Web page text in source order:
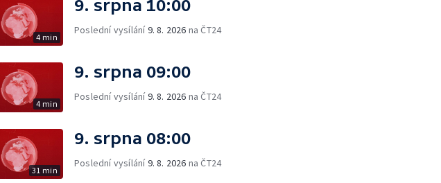
4 min
9. srpna 10:00
Poslední vysílání9. 8. 2026 na ČT24
4 min
9. srpna 09:00
Poslední vysílání9. 8. 2026 na ČT24
31 min
9. srpna 08:00
Poslední vysílání9. 8. 2026 na ČT24